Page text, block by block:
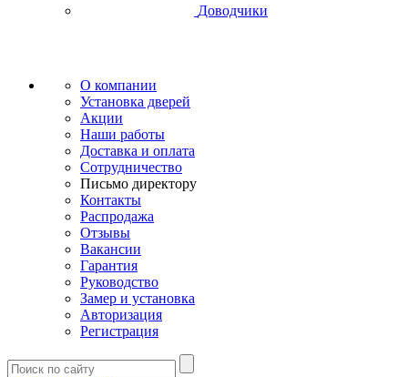
Доводчики
О компании
Установка дверей
Акции
Наши работы
Доставка и оплата
Сотрудничество
Письмо директору
Контакты
Распродажа
Отзывы
Вакансии
Гарантия
Руководство
Замер и установка
Авторизация
Регистрация